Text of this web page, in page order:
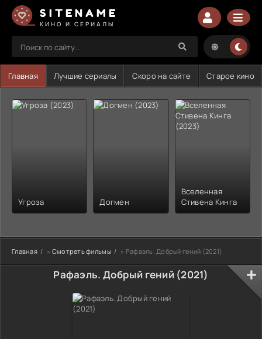
SITENAME
КИНО И СЕРИАЛЫ
Главная Лучшие сериалы Скоро на сайте Старое кино
Угроза Догмен
Вселенная
Стивена Кинга
Главная » Смотреть фильмы » Рафаэль. Добрый гений (2021)
Рафаэль. Добрый гений (2021)